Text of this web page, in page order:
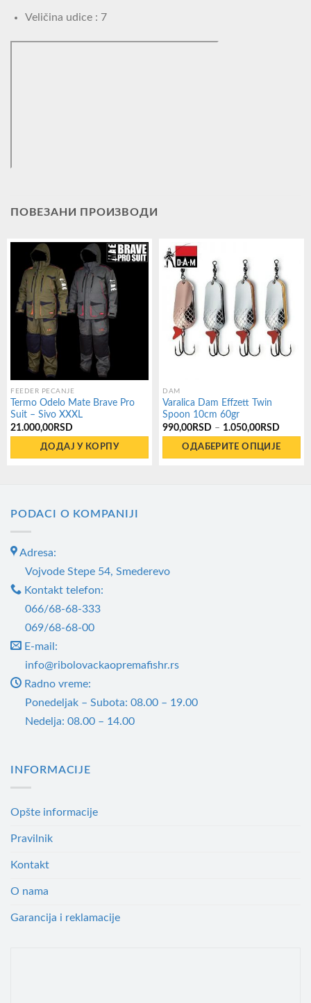
Veličina udice : 7
ПОВЕЗАНИ ПРОИЗВОДИ
FEEDER PECANJE
Termo Odelo Mate Brave Pro
Suit – Sivo XXXL
21.000,00 RSD
ДОДАЈ У КОРПУ
DAM
Varalica Dam Effzett Twin
Spoon 10cm 60gr
990,00 RSD – 1.050,00 RSD
цена:
од
ОДАБЕРИТЕ ОПЦИЈЕ
могу
PODACI O KOMPANIJI
Adresa:
Vojvode Stepe 54, Smederevo
Kontakt telefon:
066/68-68-333
069/68-68-00
E-mail:
info@ribolovackaopremafishr.rs
Radno vreme:
Ponedeljak – Subota: 08.00 – 19.00
Nedelja: 08.00 – 14.00
INFORMACIJE
Opšte informacije
Pravilnik
Kontakt
O nama
Garancija i reklamacije